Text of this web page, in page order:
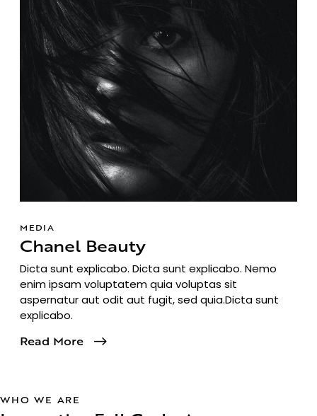
MEDIA
Chanel Beauty
Dicta sunt explicabo. Dicta sunt explicabo. Nemo
enim ipsam voluptatem quia voluptas sit
aspernatur aut odit aut fugit, sed quia.Dicta sunt
explicabo.
Read More
WHO WE ARE